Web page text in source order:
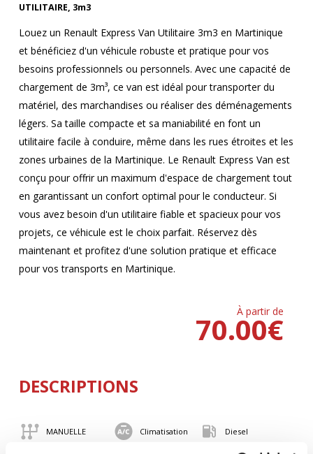
UTILITAIRE, 3m3
Louez un Renault Express Van Utilitaire 3m3 en Martinique
et bénéficiez d'un véhicule robuste et pratique pour vos
besoins professionnels ou personnels. Avec une capacité de
chargement de 3m³, ce van est idéal pour transporter du
matériel, des marchandises ou réaliser des déménagements
légers. Sa taille compacte et sa maniabilité en font un
utilitaire facile à conduire, même dans les rues étroites et les
zones urbaines de la Martinique. Le Renault Express Van est
conçu pour offrir un maximum d'espace de chargement tout
en garantissant un confort optimal pour le conducteur. Si
vous avez besoin d'un utilitaire fiable et spacieux pour vos
projets, ce véhicule est le choix parfait. Réservez dès
maintenant et profitez d'une solution pratique et efficace
pour vos transports en Martinique.
À partir de
€
70.00
DESCRIPTIONS
MANUELLE Climatisation Diesel